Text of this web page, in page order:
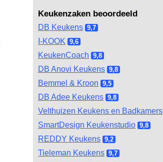
Keukenzaken beoordeeld
DB Keukens 9,7
I-KOOK 9,6
KeukenCoach 9,8
DB Anovi Keukens 9,8
Bemmel & Kroon 9,5
DB Adee Keukens 9,8
Velthuizen Keukens en Badkamers
SmartDesign Keukenstudio 9,8
REDDY Keukens 9,2
Tieleman Keukens 9,7